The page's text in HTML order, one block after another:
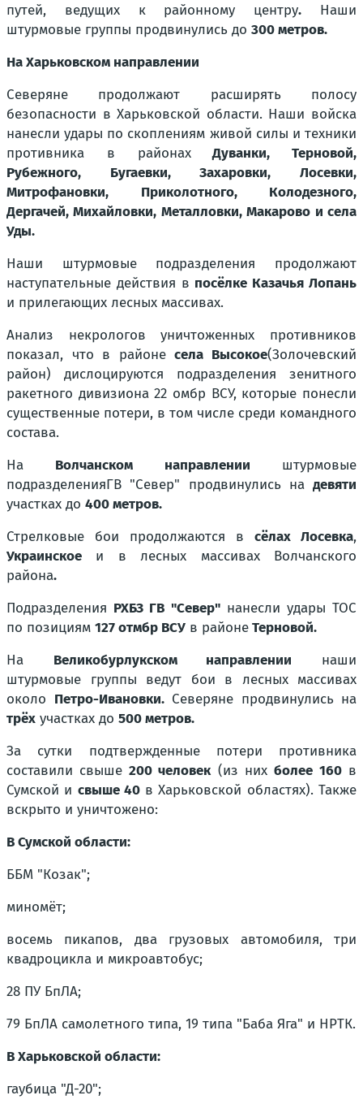
путей, ведущих к районному центру. Наши
штурмовые группы продвинулись до 300 метров.
На Харьковском направлении
Северяне продолжают расширять полосу
безопасности в Харьковской области. Наши войска
нанесли удары по скоплениям живой силы и техники
противника в районахДуванки, Терновой,
Рубежного, Бугаевки, Захаровки, Лосевки,
Митрофановки, Приколотного, Колодезного,
Дергачей, Михайловки, Металловки, Макарово и села
Уды.
Наши штурмовые подразделения продолжают
наступательные действия в посёлке Казачья Лопань
и прилегающих лесных массивах.
Анализ некрологов уничтоженных противников
показал, что в районесела Высокое(Золочевский
район) дислоцируются подразделения зенитного
ракетного дивизиона 22 омбр ВСУ, которые понесли
существенные потери, в том числе среди командного
состава.
На Волчанском направлении штурмовые
подразделенияГВ "Север" продвинулись на девяти
участках до 400 метров.
Стрелковые бои продолжаются в сёлах Лосевка,
Украинское и в лесных массивах Волчанского
района.
Подразделения РХБЗ ГВ "Север"нанесли удары ТОС
по позициям 127 отмбр ВСУ в районеТерновой.
На Великобурлукском направлении наши
штурмовые группы ведут бои в лесных массивах
около Петро-Ивановки.Северяне продвинулись на
трёх участках до 500 метров.
За сутки подтвержденные потери противника
составили свыше 200 человек(из нихболее 160в
Сумской и свыше 40в Харьковской областях). Также
вскрыто и уничтожено:
В Сумской области:
ББМ "Козак";
миномёт;
восемь пикапов, два грузовых автомобиля, три
квадроцикла и микроавтобус;
28 ПУ БпЛА;
79 БпЛА самолетного типа, 19 типа "Баба Яга" и НРТК.
В Харьковской области:
гаубица "Д-20";